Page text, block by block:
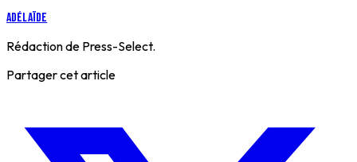
Adélaïde
Rédaction de Press-Select.
Partager cet article